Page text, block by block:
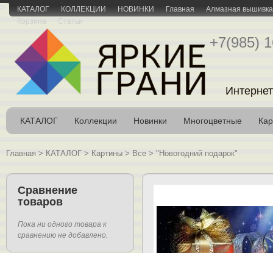
КАТАЛОГ КОЛЛЕКЦИИ НОВИНКИ Главная
Алмазная вышивка
Корзина
Статьи
+7(985)
КАТАЛОГ Коллекции Новинки Многоцветные
Главная > КАТАЛОГ > Картины > Все > "Новогодний подарок"
Сравнение
товаров
Пока ни одного товара к
сравнению не добавлено.